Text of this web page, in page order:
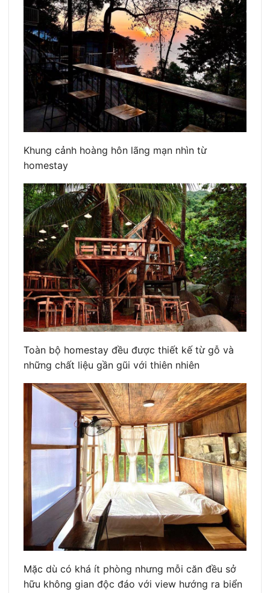
Khung cảnh hoàng hôn lãng mạn nhìn từ
homestay
Toàn bộ homestay đều được thiết kế từ gỗ và
những chất liệu gần gũi với thiên nhiên
Mặc dù có khá ít phòng nhưng mỗi căn đều sở
hữu không gian độc đáo với view hướng ra biển